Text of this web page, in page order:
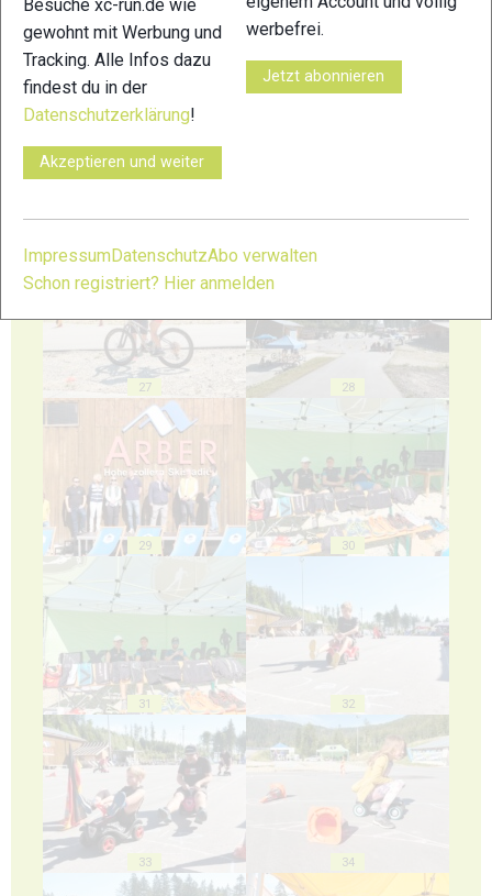
23 24
27 28
29 30
31 32
33 34
Besuche xc-run.de wie
gewohnt mit Werbung und
Tracking. Alle Infos dazu
findest du in der
Datenschutzerklärung!
Akzeptieren und weiter
werbefrei.
Jetzt abonnieren
Impressum DatenschutzAbo verwalten
Schon registriert? Hier anmelden